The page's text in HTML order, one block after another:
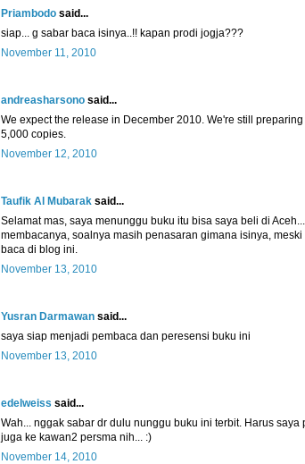
Priambodo said...
siap... g sabar baca isinya..!! kapan prodi jogja???
November 11, 2010
andreasharsono said...
We expect the release in December 2010. We're still
5,000 copies.
November 12, 2010
Taufik Al Mubarak said...
Selamat mas, saya menunggu buku itu bisa saya beli di
membacanya, soalnya masih penasaran gimana isinya,
baca di blog ini.
November 13, 2010
Yusran Darmawan said...
saya siap menjadi pembaca dan peresensi buku ini
November 13, 2010
edelweiss said...
Wah... nggak sabar dr dulu nunggu buku ini terbit. Harus saya
juga ke kawan2 persma nih... :)
November 14, 2010